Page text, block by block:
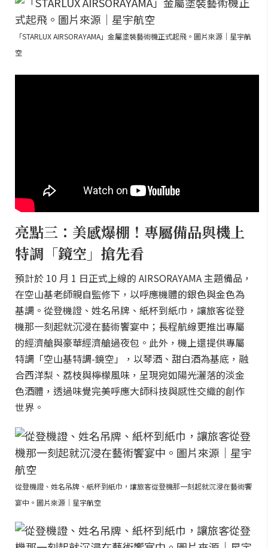
「STARLUX AIRSORAYAMA」金屬塗裝藝術機正式起飛。圖片來源｜星宇航
空
亮點三：美感爆棚！專屬備品與機上
特調「鏡空」搶先看
預計於 10 月 1 日正式上線的 AIRSORAYAMA 主題備品，
在空山基老師親自監修下，以呼應機體的銀色與金色為
基調。從登機證、姓名吊牌、紙杯到紙巾，讓旅客從登
機那一刻起就沉浸在藝術饗宴中；長程航線更推出專屬
的經濟艙與豪華經濟艙過夜包。此外，機上還提供專屬
特調「空山基特調-鏡空」，以琴酒、甜白酒為基底，融
合西洋梨、荔枝與檸檬風味，呈現宛如陽光灑落的淡金
色酒體，透過味覺完美呼應大師科技與感性交織的創作
世界。
從登機證、姓名吊牌、紙杯到紙巾，讓旅客從登機那一刻起就沉浸在藝術饗
宴中。圖片來源｜星宇航空